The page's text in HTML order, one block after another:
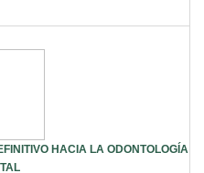
HACIA LA ODONTOLOGÍA